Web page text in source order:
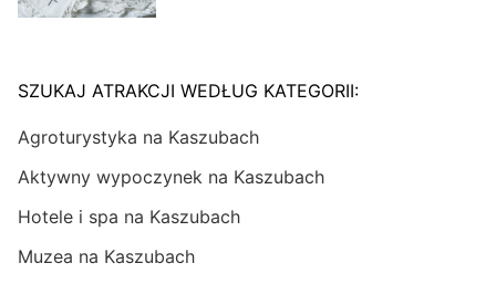
SZUKAJ ATRAKCJI WEDŁUG KATEGORII:
Agroturystyka na Kaszubach
Aktywny wypoczynek na Kaszubach
Hotele i spa na Kaszubach
Muzea na Kaszubach